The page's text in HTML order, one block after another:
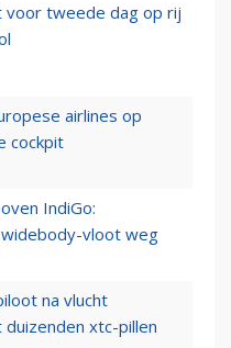
voor tweede dag op rij
airlines op
cockpit
IndiGo:
vloot weg
na vlucht
xtc-pillen